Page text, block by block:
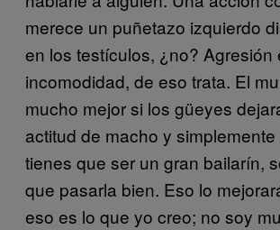
merece un puñetazo izquierdo
en los testículos, ¿no? Agresión
incomodidad, de eso trata. El
mucho mejor si los güeyes
actitud de macho y
tienes que ser un gran bailarín,
que pasarla bien. Eso lo
eso es lo que yo creo; no soy